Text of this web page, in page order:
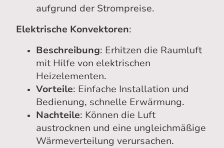
aufgrund der Strompreise.
Elektrische Konvektoren:
Beschreibung: Erhitzen die Raumluft
mit Hilfe von elektrischen
Heizelementen.
Vorteile: Einfache Installation und
Bedienung, schnelle Erwärmung.
Nachteile: Können die Luft
austrocknen und eine ungleichmäßige
Wärmeverteilung verursachen.